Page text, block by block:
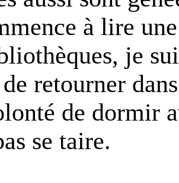
à lire
je
retourner
de dormir
se taire.